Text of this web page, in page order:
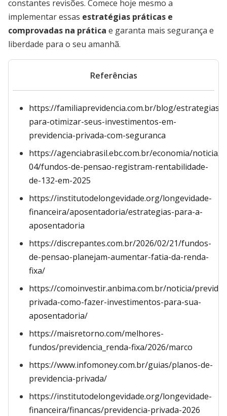
constantes revisões. Comece hoje mesmo a
implementar essas estratégias práticas e
comprovadas na prática e garanta mais segurança e
liberdade para o seu amanhã.
Referências
https://familiaprevidencia.com.br/blog/estrategias-
para-otimizar-seus-investimentos-em-
previdencia-privada-com-seguranca
https://agenciabrasil.ebc.com.br/economia/noticia/
04/fundos-de-pensao-registram-rentabilidade-
de-132-em-2025
https://institutodelongevidade.org/longevidade-
financeira/aposentadoria/estrategias-para-a-
aposentadoria
https://discrepantes.com.br/2026/02/21/fundos-
de-pensao-planejam-aumentar-fatia-da-renda-
fixa/
https://comoinvestir.anbima.com.br/noticia/
privada-como-fazer-investimentos-para-sua-
aposentadoria/
https://maisretorno.com/melhores-
fundos/previdencia_renda-fixa/2026/marco
https://www.infomoney.com.br/guias/planos-de-
previdencia-privada/
https://institutodelongevidade.org/longevidade-
financeira/financas/previdencia-privada-2026